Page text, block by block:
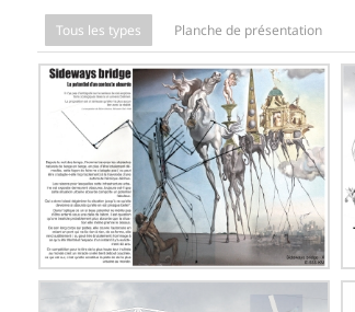
Tous les types Planche de présentation